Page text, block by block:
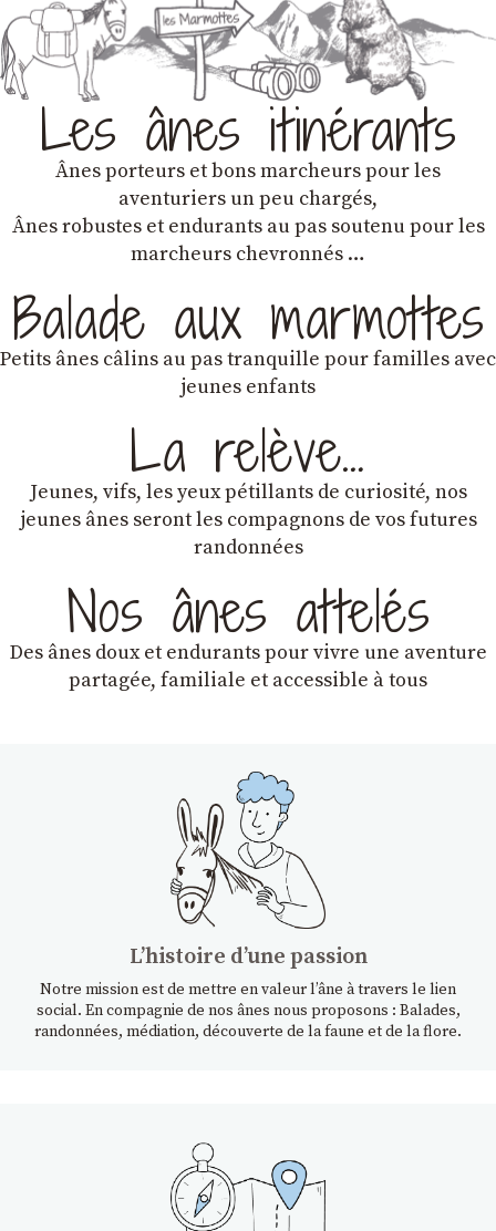
Les ânes itinérants
Ânes porteurs et bons marcheurs pour les
aventuriers un peu chargés,
Ânes robustes et endurants au pas soutenu pour les
marcheurs chevronnés …
Balade aux marmottes
Petits ânes câlins au pas tranquille pour familles avec
jeunes enfants
La relève…
Jeunes, vifs, les yeux pétillants de curiosité, nos
jeunes ânes seront les compagnons de vos futures
randonnées
Nos ânes attelés
Des ânes doux et endurantspour vivre une aventure
partagée, familiale et accessible à tous
Lʼhistoire dʼune passion
Notre mission est de mettre en valeur l’âne à travers le lien
social. En compagnie de nos ânes nous proposons : Balades,
randonnées, médiation, découverte de la faune et de la flore.